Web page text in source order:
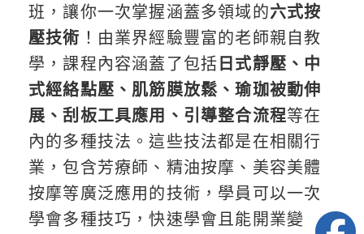
班，讓你一次掌握涵蓋多領域的六式按
壓技術 ！由業界經驗豐富的老師親自教
學，課程內容涵蓋了包括 日式靜壓、中
式經絡點壓、肌筋膜放鬆、瑜珈被動伸
展、刮板工具應用、引導整合流程等在
內的多種技法。這些技法都是在相關行
業，包含芳療師、精油按摩、美容美體
按摩等廣泛應用的技術，學員可以一次
學會多種技巧，快速學會且能開業變